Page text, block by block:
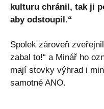
kulturu chránil, tak ji
aby odstoupil.“
Spolek zároveň
zabal to!“ a Minář ho
mají stovky výhrad i
samotné ANO.